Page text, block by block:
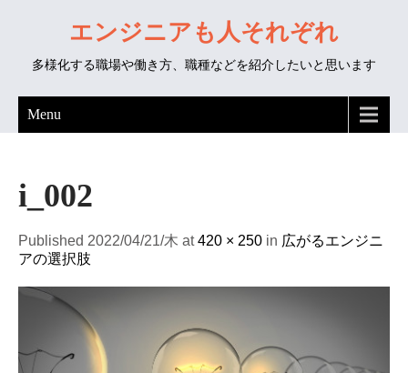
エンジニアも人それぞれ
多様化する職場や働き方、職種などを紹介したいと思います
Menu
i_002
Published 2022/04/21/木 at420 × 250 in 広がるエンジニ
アの選択肢